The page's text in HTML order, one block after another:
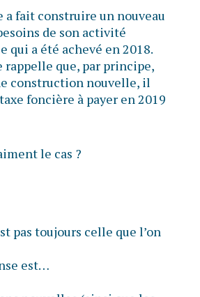
a fait construire un nouveau
de son activité
qui a été achevé en 2018.
rappelle que, par principe,
construction nouvelle, il
foncière à payer en 2019
le cas ?
pas toujours celle que l’on
est…